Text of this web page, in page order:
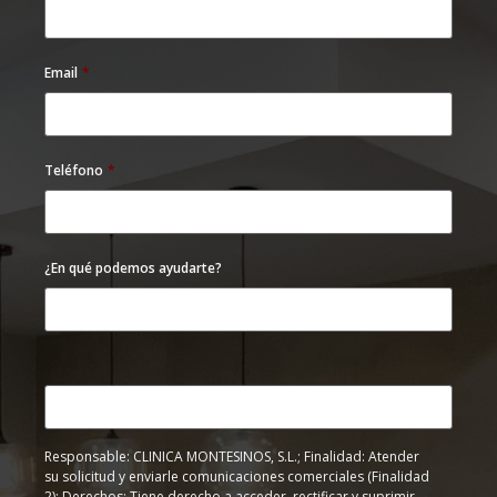
Email *
Teléfono *
¿En qué podemos ayudarte?
Responsable: CLINICA MONTESINOS, S.L.; Finalidad: Atender
su solicitud y enviarle comunicaciones comerciales (Finalidad